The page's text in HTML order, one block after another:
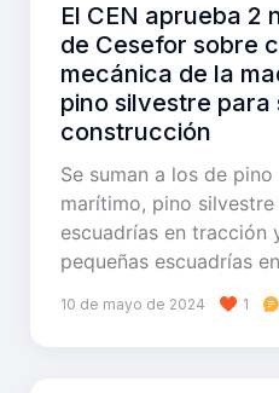
El CEN aprueba 2
de Cesefor sobre
mecánica de la
pino silvestre para
construcción
Se suman a los de
marítimo, pino
escuadrías en tracción
pequeñas escuadrías
10 de mayo de 2024 1